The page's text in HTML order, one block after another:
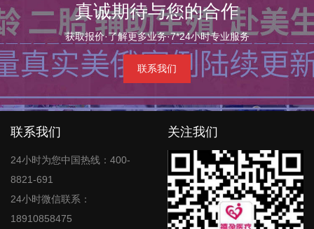
真诚期待与您的合作
获取报价·了解更多业务·7*24小时专业服务
联系我们
联系我们
24小时为您中国热线：400-
8821-691
24小时微信联系：
18910858475
关注我们